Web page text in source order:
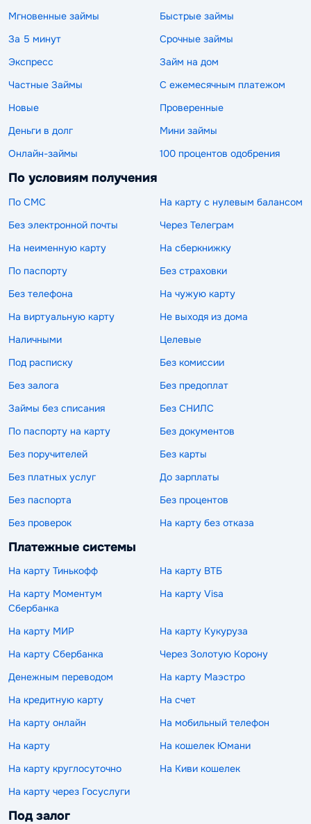
Мгновенные займы
Быстрые займы
За 5 минут
Срочные займы
Экспресс
Займ на дом
Частные Займы
С ежемесячным платежом
Новые
Проверенные
Деньги в долг
Мини займы
Онлайн-займы
100 процентов одобрения
По условиям получения
По СМС
На карту с нулевым балансом
Без электронной почты
Через Телеграм
На неименную карту
На сберкнижку
По паспорту
Без страховки
Без телефона
На чужую карту
На виртуальную карту
Не выходя из дома
Наличными
Целевые
Под расписку
Без комиссии
Без залога
Без предоплат
Займы без списания
Без СНИЛС
По паспорту на карту
Без документов
Без поручителей
Без карты
Без платных услуг
До зарплаты
Без паспорта
Без процентов
Без проверок
На карту без отказа
Платежные системы
На карту Тинькофф
На карту ВТБ
На карту Моментум
Сбербанка
На карту Visa
На карту МИР
На карту Кукуруза
На карту Сбербанка
Через Золотую Корону
Денежным переводом
На карту Маэстро
На кредитную карту
На счет
На карту онлайн
На мобильный телефон
На карту
На кошелек Юмани
На карту круглосуточно
На Киви кошелек
На карту через Госуслуги
Под залог